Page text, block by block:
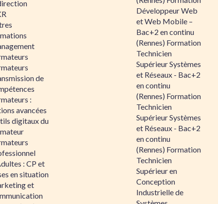
de
:
avancées
digitaux du
: CP et
en situation
et
Développeur Web
et Web Mobile –
Bac+2 en continu
(Rennes) Formation
Technicien
Supérieur Systèmes
et Réseaux - Bac+2
en continu
(Rennes) Formation
Technicien
Supérieur Systèmes
et Réseaux - Bac+2
en continu
(Rennes) Formation
Technicien
Supérieur en
Conception
Industrielle de